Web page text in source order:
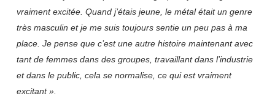
vraiment excitée. Quand j’étais jeune, le métal était un genre
très masculin et je me suis toujours sentie un peu pas à ma
place. Je pense que c’est une autre histoire maintenant avec
tant de femmes dans des groupes, travaillant dans l’industrie
et dans le public, cela se normalise, ce qui est vraiment
excitant ».